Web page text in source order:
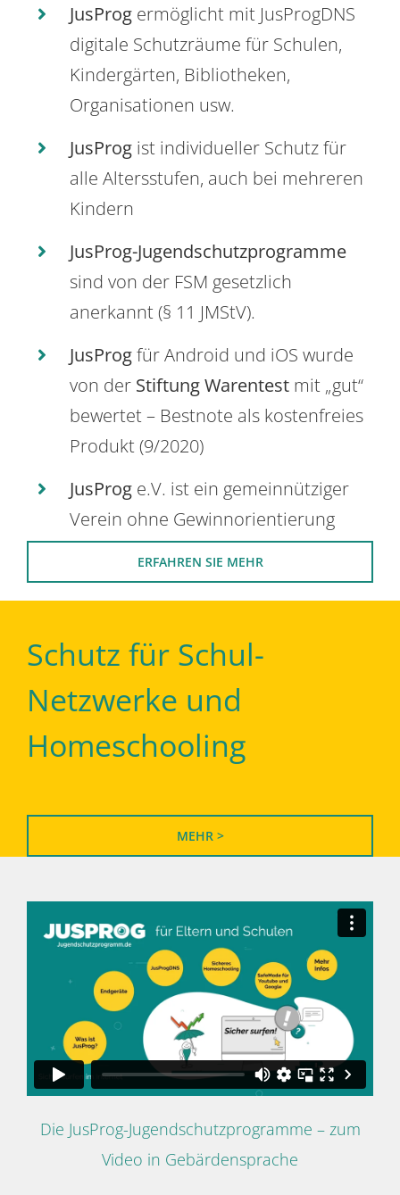
JusProg ermöglicht mit JusProgDNS
digitale Schutzräume für Schulen,
Kindergärten, Bibliotheken,
Organisationen usw.
JusProg ist individueller Schutz für
alle Altersstufen, auch bei mehreren
Kindern
JusProg-Jugendschutzprogramme
sind von der FSM gesetzlich
anerkannt (§ 11 JMStV).
JusProgfür Android und iOS wurde
von der Stiftung Warentest mit „gut“
bewertet – Bestnote als kostenfreies
Produkt (9/2020)
JusProg e.V. ist ein gemeinnütziger
Verein ohne Gewinnorientierung
ERFAHREN SIE MEHR
Schutz für Schul-
Netzwerke und
Homeschooling
MEHR >
Die JusProg-Jugendschutzprogramme – zum
Video in Gebärdensprache